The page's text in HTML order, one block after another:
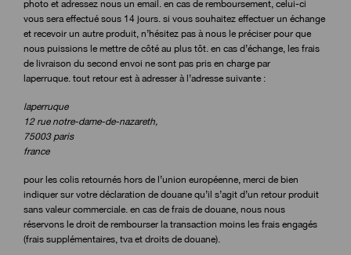
photo et adressez nous un email. en cas de remboursement, celui-ci
vous sera effectué sous 14 jours. si vous souhaitez effectuer un échange
et recevoir un autre produit, n’hésitez pas à nous le préciser pour que
nous puissions le mettre de côté au plus tôt. en cas d’échange, les frais
de livraison du second envoi ne sont pas pris en charge par
laperruque. tout retour est à adresser à l’adresse suivante :
laperruque
12 rue notre-dame-de-nazareth,
75003 paris
france
pour les colis retournés hors de l’union européenne, merci de bien
indiquer sur votre déclaration de douane qu’il s’agit d’un retour produit
sans valeur commerciale. en cas de frais de douane, nous nous
réservons le droit de rembourser la transaction moins les frais engagés
(frais supplémentaires, tva et droits de douane).